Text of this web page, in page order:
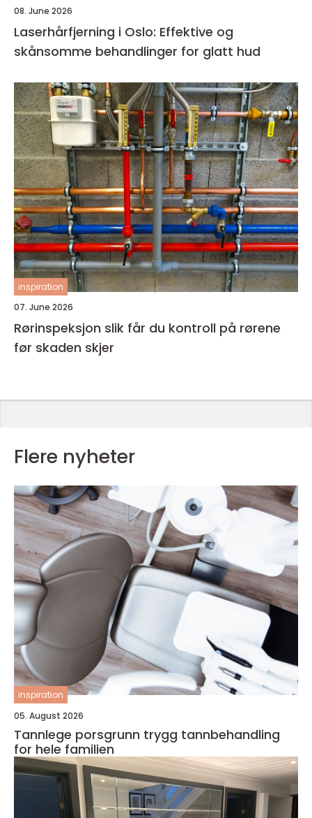
08. June 2026
Laserhårfjerning i Oslo: Effektive og
skånsomme behandlinger for glatt hud
inspiration
07. June 2026
Rørinspeksjon slik får du kontroll på rørene
før skaden skjer
Flere nyheter
inspiration
05. August 2026
Tannlege porsgrunn trygg tannbehandling
for hele familien